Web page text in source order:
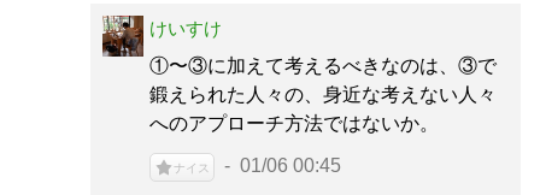
けいすけ
①〜③に加えて考えるべきなのは、③で
鍛えられた人々の、身近な考えない人々
へのアプローチ方法ではないか。
ナイス 01/06 00:45